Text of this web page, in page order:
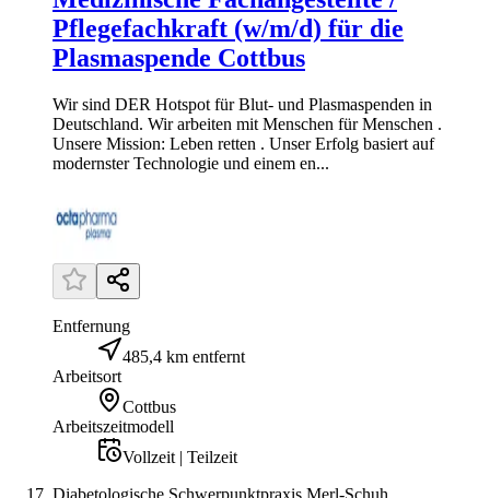
Pflegefachkraft (w/m/d) für die
Plasmaspende Cottbus
Wir sind DER Hotspot für Blut- und Plasmaspenden in
Deutschland. Wir arbeiten mit Menschen für Menschen .
Unsere Mission: Leben retten . Unser Erfolg basiert auf
modernster Technologie und einem en...
Entfernung
485,4 km entfernt
Arbeitsort
Cottbus
Arbeitszeitmodell
Vollzeit | Teilzeit
Diabetologische Schwerpunktpraxis Merl-Schuh